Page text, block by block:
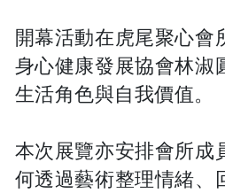
開幕活動在虎尾聚心會
身心健康發展協會林淑
生活角色與自我價值。
本次展覽亦安排會所成
何透過藝術整理情緒、